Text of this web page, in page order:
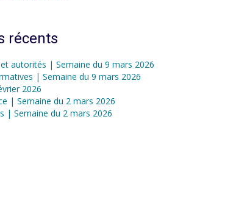
récents
autorités | Semaine du 9 mars 2026
| Semaine du 9 mars 2026
2026
| Semaine du 2 mars 2026
| Semaine du 2 mars 2026